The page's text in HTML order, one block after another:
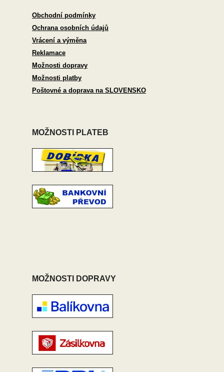
Obchodní podmínky
Ochrana osobních údajů
Vrácení a výměna
Reklamace
Možnosti dopravy
Možnosti platby
Poštovné a doprava na SLOVENSKO
MOŽNOSTI PLATEB
MOŽNOSTI DOPRAVY